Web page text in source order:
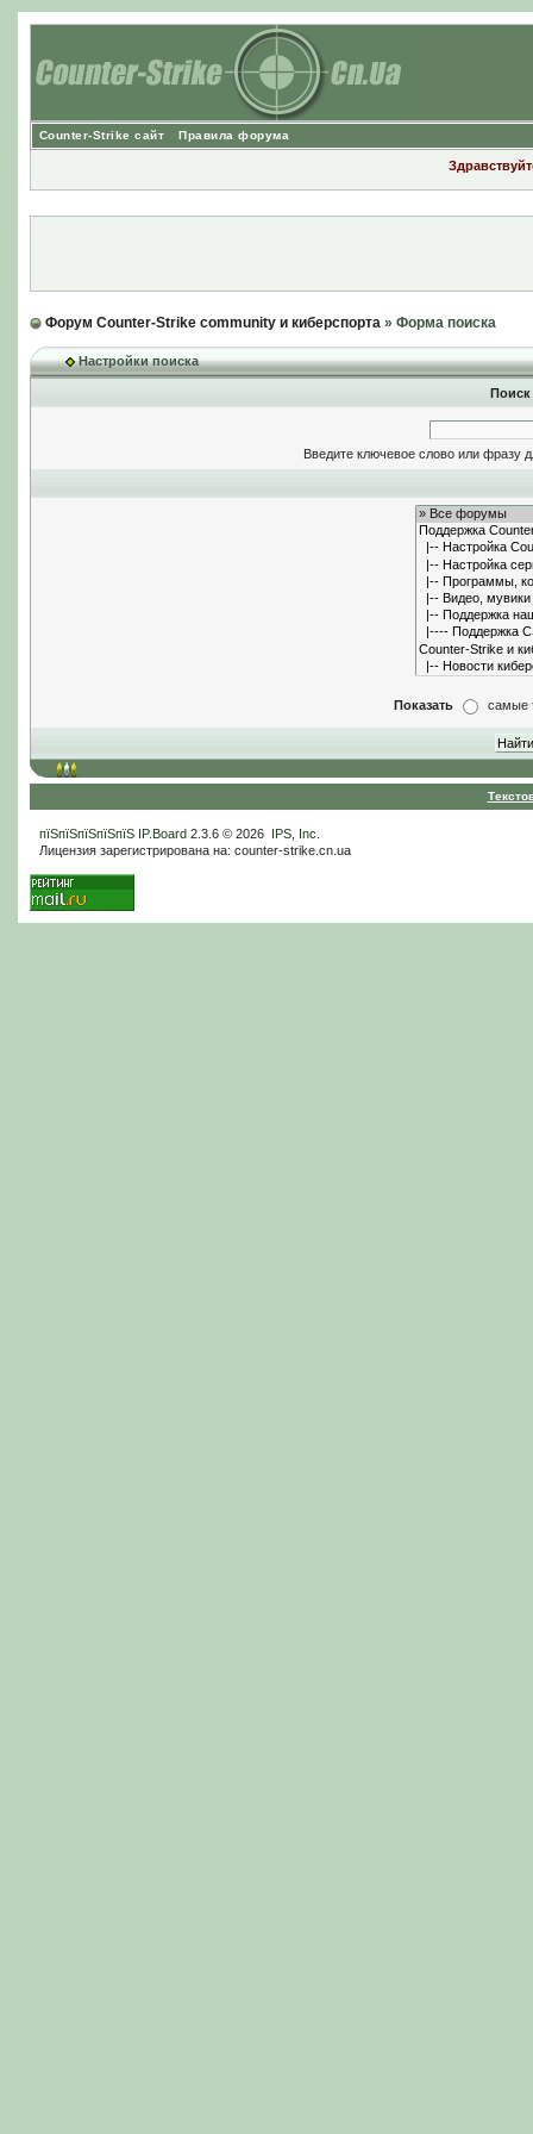
Counter-Strike сайт Правила форума
Форум Counter-Strike community и киберспорта» Форма поиска
Настройки поиска
Введите ключевое слово или фразу
Показать самые
пїЅпїЅпїЅпїЅпїЅ IP.Board2.3.6 © 2026 IPS, Inc
Лицензия зарегистрирована на: counter-strike.cn.ua